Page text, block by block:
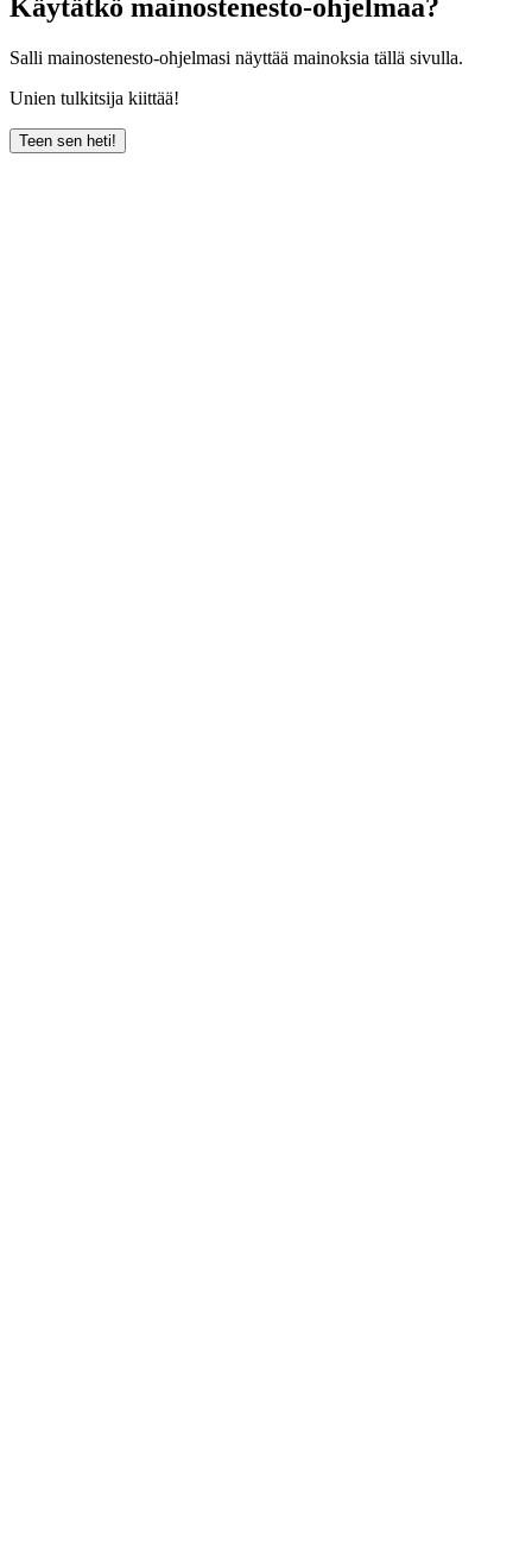
Käytätkö mainostenesto-ohjelmaa?
Salli mainostenesto-ohjelmasi näyttää mainoksia tällä sivulla.
Unien tulkitsija kiittää!
Teen sen heti!